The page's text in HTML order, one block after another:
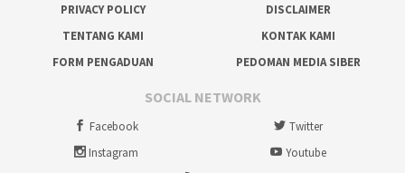
PRIVACY POLICY
DISCLAIMER
TENTANG KAMI
KONTAK KAMI
FORM PENGADUAN
PEDOMAN MEDIA SIBER
SOCIAL NETWORK
Facebook
Twitter
Instagram
Youtube